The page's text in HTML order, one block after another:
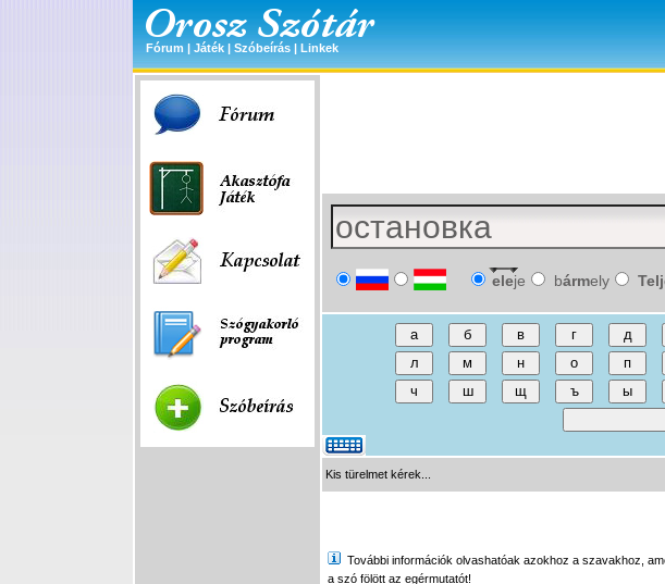
Fórum | Játék | Szóbeírás | Linkek
eleje bármely
Kis türelmet kérek...
További információk olvashatóak azokhoz a szavakhoz,
a szó fölött az egérmutatót!